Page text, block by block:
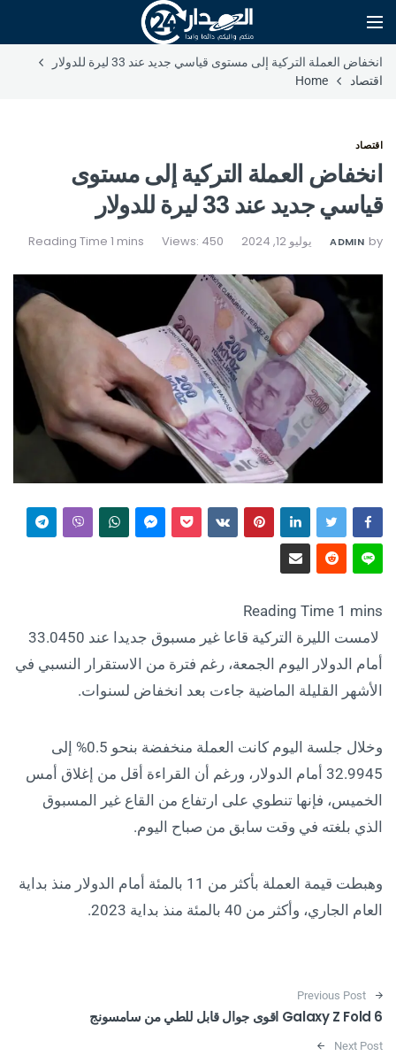
انخفاض العملة التركية إلى مستوى قياسي جديد عند 33 ليرة للدولار
اقتصاد
Home
اقتصاد
انخفاض العملة التركية إلى مستوى
قياسي جديد عند 33 ليرة للدولار
by
ADMIN يوليو 12, 2024 Views: 450
لامست الليرة التركية قاعا غير مسبوق جديدا عند 33.0450
أمام الدولار اليوم الجمعة، رغم فترة من الاستقرار النسبي في
الأشهر القليلة الماضية جاءت بعد انخفاض لسنوات.
وخلال جلسة اليوم كانت العملة منخفضة بنحو 0.5% إلى
32.9945 أمام الدولار، ورغم أن القراءة أقل من إغلاق أمس
الخميس، فإنها تنطوي على ارتفاع من القاع غير المسبوق
الذي بلغته في وقت سابق من صباح اليوم.
وهبطت قيمة العملة بأكثر من 11 بالمئة أمام الدولار منذ بداية
العام الجاري، وأكثر من 40 بالمئة منذ بداية 2023.
Post navigation
Previous Post
Galaxy Z Fold 6 اقوى جوال قابل للطي من سامسونج
Next Post